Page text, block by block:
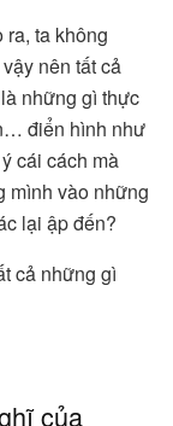
ta không
nên tất cả
những gì thực
điển hình như
cái cách mà
mình vào những
lại ập đến?
cả những gì
của